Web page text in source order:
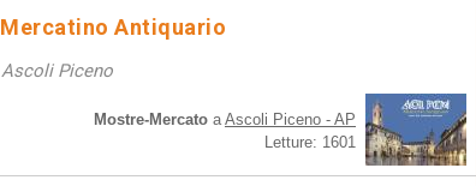
Mercatino Antiquario
Ascoli Piceno
Mostre-Mercato aAscoli Piceno - AP
Letture: 1601